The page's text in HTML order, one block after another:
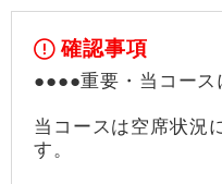
確認事項
●●●●重要・当コー
当コースは空席状況
す。